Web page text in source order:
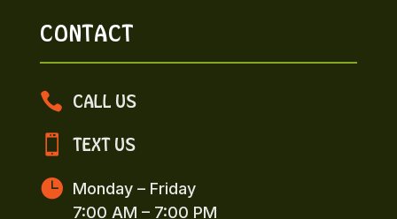
CONTACT
 CALL US
 TEXT US
 Monday – Friday
7:00 AM – 7:00 PM